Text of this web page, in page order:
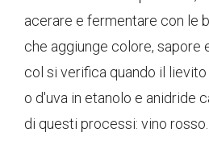
acerare e fermentare con le
che aggiunge colore, sapore
col si verifica quando il
o d'uva in etanolo e anidride
di questi processi: vino rosso.